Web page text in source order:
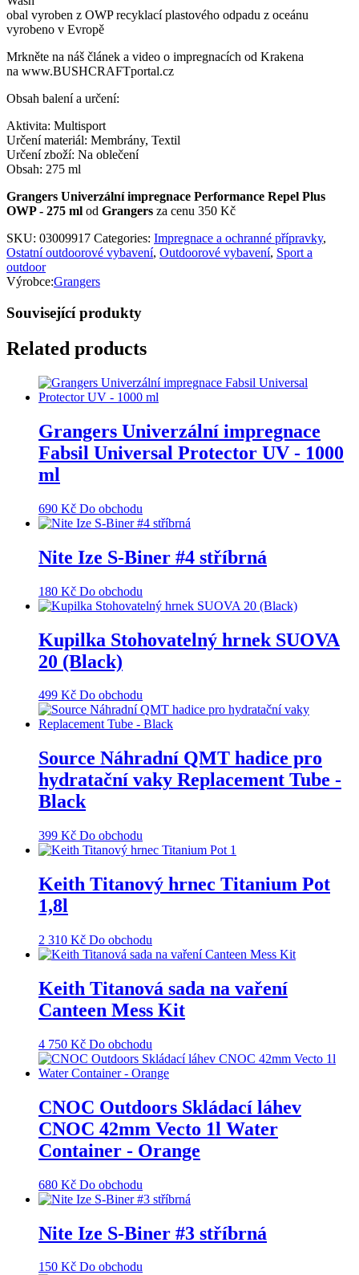
obal vyroben z OWP recyklací plastového odpadu z oceánu
vyrobeno v Evropě
Mrkněte na náš článek a video o impregnacích od Krakena
na www.BUSHCRAFTportal.cz
Obsah balení a určení:
Aktivita: Multisport
Určení materiál: Membrány, Textil
Určení zboží: Na oblečení
Obsah: 275 ml
Grangers Univerzální impregnace Performance Repel Plus
OWP - 275 ml od Grangers za cenu 350 Kč
SKU: 03009917 Categories: Impregnace a ochranné přípravky,
Ostatní outdoorové vybavení, Outdoorové vybavení, Sport a
outdoor
Výrobce:Grangers
Související produkty
Related products
Grangers Univerzální impregnace
Fabsil Universal Protector UV - 1000
ml
690 Kč Do obchodu
Nite Ize S-Biner #4 stříbrná
180 Kč Do obchodu
Kupilka Stohovatelný hrnek SUOVA
20 (Black)
499 Kč Do obchodu
Source Náhradní QMT hadice pro
hydratační vaky Replacement Tube -
Black
399 Kč Do obchodu
Keith Titanový hrnec Titanium Pot
1,8l
2 310 Kč Do obchodu
Keith Titanová sada na vaření
Canteen Mess Kit
4 750 Kč Do obchodu
CNOC Outdoors Skládací láhev
CNOC 42mm Vecto 1l Water
Container - Orange
680 Kč Do obchodu
Nite Ize S-Biner #3 stříbrná
150 Kč Do obchodu